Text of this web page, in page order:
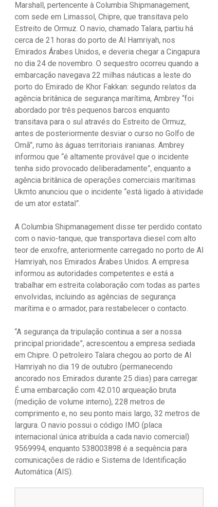
Marshall, pertencente à Columbia Shipmanagement,
com sede em Limassol, Chipre, que transitava pelo
Estreito de Ormuz. O navio, chamado Talara, partiu há
cerca de 21 horas do porto de Al Hamriyah, nos
Emirados Árabes Unidos, e deveria chegar a Cingapura
no dia 24 de novembro. O sequestro ocorreu quando a
embarcação navegava 22 milhas náuticas a leste do
porto do Emirado de Khor Fakkan: segundo relatos da
agência britânica de segurança marítima, Ambrey “foi
abordado por três pequenos barcos enquanto
transitava para o sul através do Estreito de Ormuz,
antes de posteriormente desviar o curso no Golfo de
Omã”, rumo às águas territoriais iranianas. Ambrey
informou que “é altamente provável que o incidente
tenha sido provocado deliberadamente”, enquanto a
agência britânica de operações comerciais marítimas
Ukmto anunciou que o incidente “está ligado à atividade
de um ator estatal”.
A Columbia Shipmanagement disse ter perdido contato
com o navio-tanque, que transportava diesel com alto
teor de enxofre, anteriormente carregado no porto de Al
Hamriyah, nos Emirados Árabes Unidos. A empresa
informou as autoridades competentes e está a
trabalhar em estreita colaboração com todas as partes
envolvidas, incluindo as agências de segurança
marítima e o armador, para restabelecer o contacto.
“A segurança da tripulação continua a ser a nossa
principal prioridade”, acrescentou a empresa sediada
em Chipre. O petroleiro Talara chegou ao porto de Al
Hamriyah no dia 19 de outubro (permanecendo
ancorado nos Emirados durante 25 dias) para carregar.
É uma embarcação com 42.010 arqueação bruta
(medição de volume interno), 228 metros de
comprimento e, no seu ponto mais largo, 32 metros de
largura. O navio possui o código IMO (placa
internacional única atribuída a cada navio comercial)
9569994, enquanto 538003898 é a sequência para
comunicações de rádio e Sistema de Identificação
Automática (AIS).